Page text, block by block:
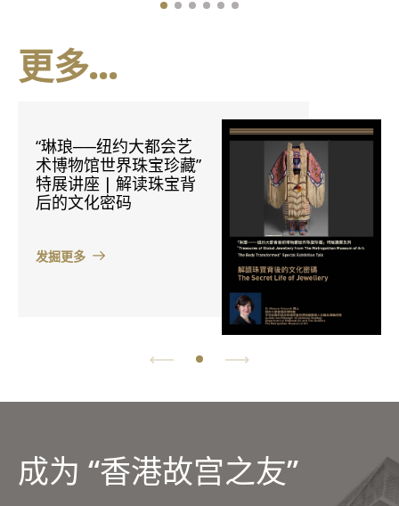
更多...
“琳琅──纽约大都会艺
术博物馆世界珠宝珍藏”
特展讲座 | 解读珠宝背
后的文化密码
发掘更多
成为 “香港故宫之友”